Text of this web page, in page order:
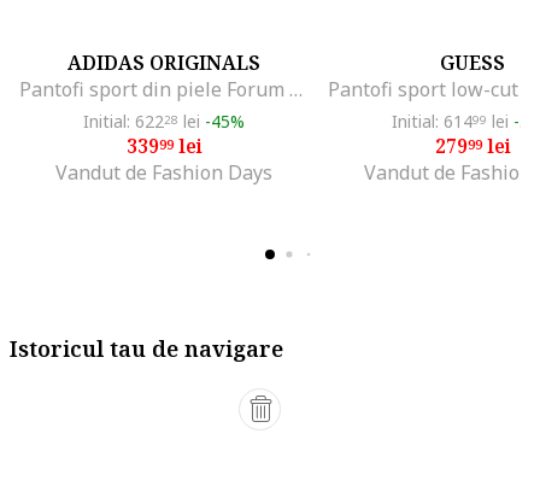
ADIDAS ORIGINALS
Pantofi sport din piele Forum Low CL, Negru
Initial: 62228 lei -45%
33999lei
Vandut de Fashion Days
GUESS
Initial: 61499 lei -
27999lei
Vandut de Fashion
Istoricul tau de navigare